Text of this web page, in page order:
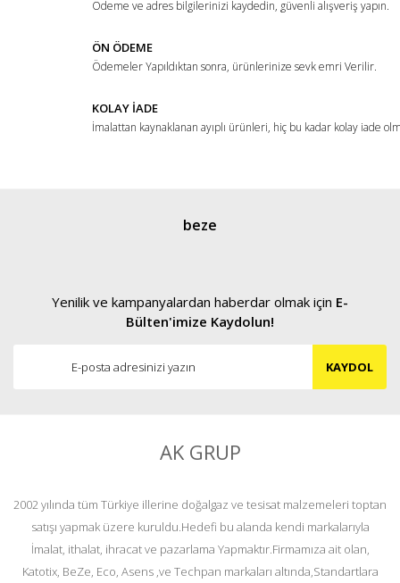
Bu ürüne benzer farklı alternatifler olmalı.
Gönder
Ödeme ve adres bilgilerinizi kaydedin, güvenli alışveriş yapın.
ÖN ÖDEME
Ödemeler Yapıldıktan sonra, ürünlerinize sevk emri Verilir.
KOLAY İADE
İmalattan kaynaklanan ayıplı ürünleri, hiç bu kadar kolay iade
beze
Yenilik ve kampanyalardan haberdar olmak için E-
Bülten'imize Kaydolun!
KAYDOL
AK GRUP
2002 yılında tüm Türkiye illerine doğalgaz ve tesisat malzemeleri toptan
satışı yapmak üzere kuruldu.Hedefi bu alanda kendi markalarıyla
İmalat, ithalat, ihracat ve pazarlama Yapmaktır.Firmamıza ait olan,
Katotix, BeZe, Eco, Asens ,ve Techpan markaları altında,Standartlara